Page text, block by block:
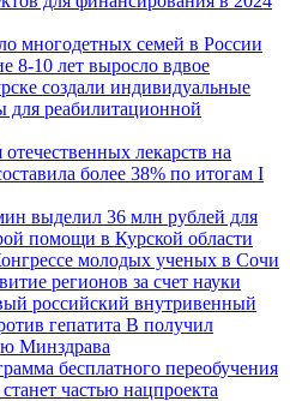
многодетных семей в России
8-10 лет выросло вдвое
создали индивидуальные
для реабилитационной
лекарств на
более 38% по итогам I
выделил 36 млн рублей для
помощи в Курской области
молодых ученых в Сочи
регионов за счет науки
российский внутривенный
гепатита В получил
Минздрава
бесплатного переобучения
частью нацпроекта